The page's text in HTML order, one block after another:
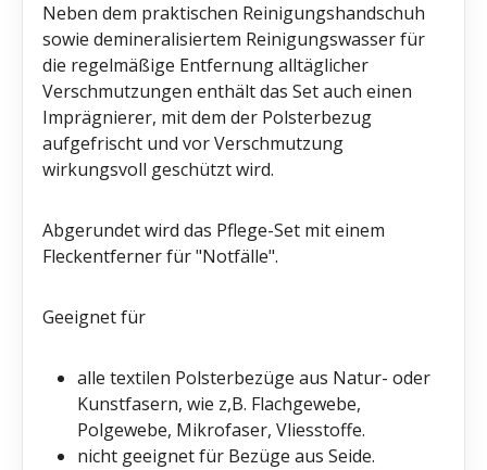
Neben dem praktischen Reinigungshandschuh
sowie demineralisiertem Reinigungswasser für
die regelmäßige Entfernung alltäglicher
Verschmutzungen enthält das Set auch einen
Imprägnierer, mit dem der Polsterbezug
aufgefrischt und vor Verschmutzung
wirkungsvoll geschützt wird.
Abgerundet wird das Pflege-Set mit einem
Fleckentferner für "Notfälle".
Geeignet für
alle textilen Polsterbezüge aus Natur- oder
Kunstfasern, wie z,B. Flachgewebe,
Polgewebe, Mikrofaser, Vliesstoffe.
nicht geeignet für Bezüge aus Seide.